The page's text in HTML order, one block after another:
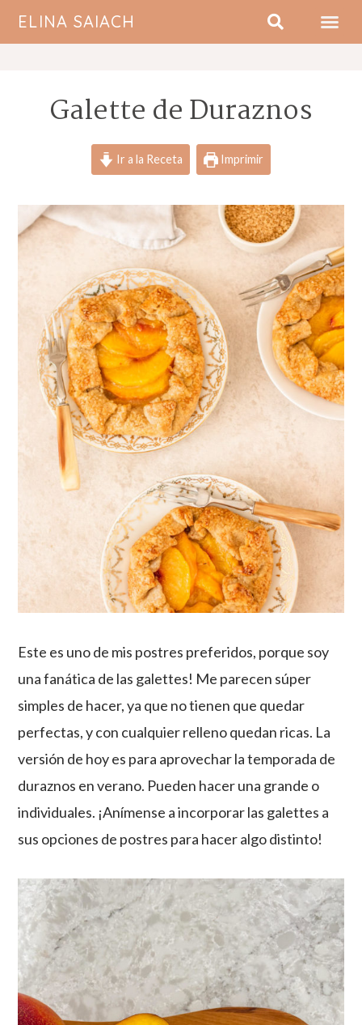
ELINA SAIACH
Galette de Duraznos
Ir a la Receta Imprimir
Este es uno de mis postres preferidos, porque soy
una fanática de las galettes! Me parecen súper
simples de hacer, ya que no tienen que quedar
perfectas, y con cualquier relleno quedan ricas. La
versión de hoy es para aprovechar la temporada de
duraznos en verano. Pueden hacer una grande o
individuales. ¡Anímense a incorporar las galettes a
sus opciones de postres para hacer algo distinto!